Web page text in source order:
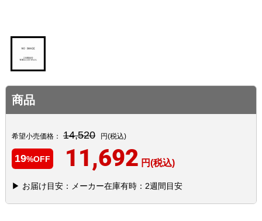
商品
希望小売価格： 14,520 円(税込)
19%OFF 11,692 円(税込)
▶ お届け目安：メーカー在庫有時：2週間目安